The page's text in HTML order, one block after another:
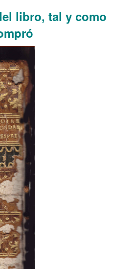
libro, tal y como